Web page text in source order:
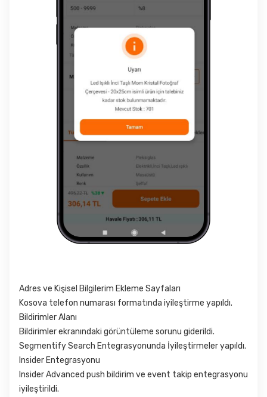
Adres ve Kişisel Bilgilerim Ekleme Sayfaları
Kosova telefon numarası formatında iyileştirme yapıldı.
Bildirimler Alanı
Bildirimler ekranındaki görüntüleme sorunu giderildi.
Segmentify Search Entegrasyonunda İyileştirmeler yapıldı.
Insider Entegrasyonu
Insider Advanced push bildirim ve event takip entegrasyonu
iyileştirildi.